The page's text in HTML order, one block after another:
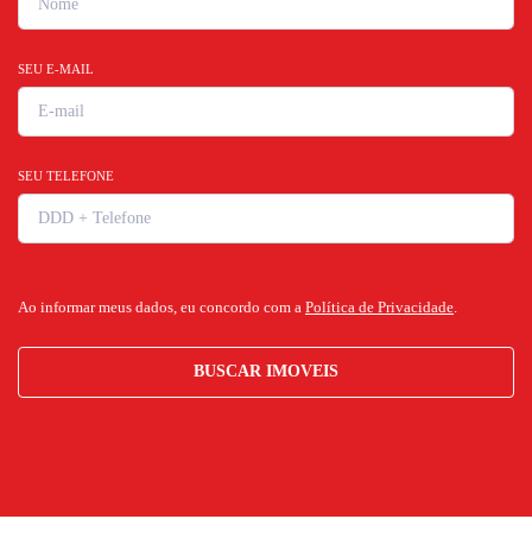
SEU E-MAIL
SEU TELEFONE
Ao informar meus dados, eu concordo com a Política de Privacidade
BUSCAR IMOVEIS